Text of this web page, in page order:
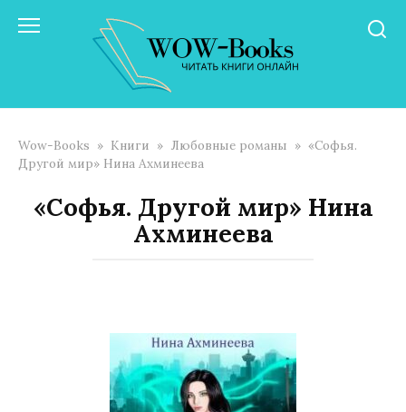
Wow-Books » Книги » Любовные романы » «Софья.
Другой мир» Нина Ахминеева
«Софья. Другой мир» Нина
Ахминеева